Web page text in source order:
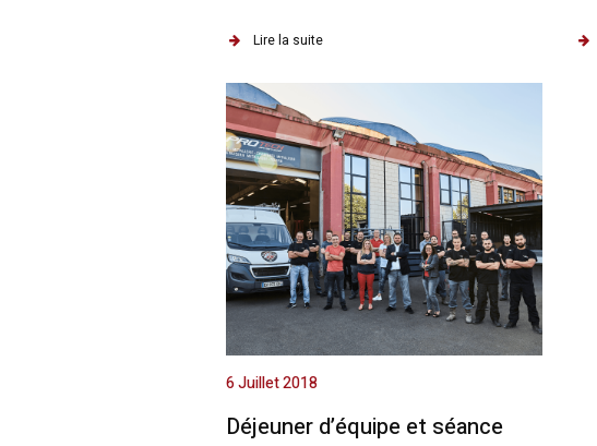
Lire la suite
6 Juillet 2018
Déjeuner d’équipe et séance